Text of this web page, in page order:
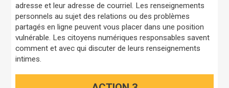
adresse et leur adresse de courriel. Les renseignements
personnels au sujet des relations ou des problèmes
partagés en ligne peuvent vous placer dans une position
vulnérable. Les citoyens numériques responsables savent
comment et avec qui discuter de leurs renseignements
intimes.